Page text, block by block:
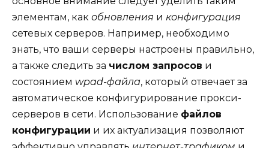
элементам, как обновления и конфигурация
сетевых серверов. Например, необходимо
знать, что ваши серверы настроены правильно,
а также следить за числом запросов и
состоянием wpad-файла, который отвечает за
автоматическое конфигурирование прокси-
серверов в сети. Использование файлов
конфигурации и их актуализация позволяют